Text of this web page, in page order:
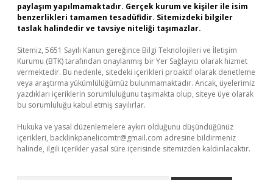
paylaşım yapılmamaktadır. Gerçek kurum ve kişiler ile isim
benzerlikleri tamamen tesadüfidir. Sitemizdeki bilgiler
taslak halindedir ve tavsiye niteliği taşımazlar.
Sitemiz, 5651 Sayılı Kanun gereğince Bilgi Teknolojileri ve İletişim
Kurumu (BTK) tarafından onaylanmış bir Yer Sağlayıcı olarak hizmet
vermektedir. Bu nedenle, sitedeki içerikleri proaktif olarak denetleme
veya araştırma yükümlülüğümüz bulunmamaktadır. Ancak, üyelerimiz
yazdıkları içeriklerin sorumluluğunu taşımakta olup, siteye üye olarak
bu sorumluluğu kabul etmiş sayılırlar.
Hukuka ve yasal düzenlemelere aykırı olduğunu düşündüğünüz
içerikleri, backlinkpanelicomtr@gmail.com adresine bildirmeniz
halinde, ilgili içerikler yasal süre içerisinde sitemizden kaldırılacaktır.